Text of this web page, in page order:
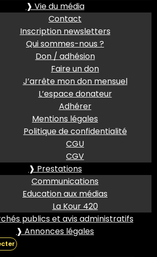
❱ Vie du média
Contact
Inscription newsletters
Qui sommes-nous ?
Don / adhésion
Faire un don
J’arrête mon don mensuel
L’espace donateur
Adhérer
Mentions légales
Politique de confidentialité
CGU
CGV
❱ Prestations
Communications
Education aux médias
La Kour 420
publics et avis administratifs
❱ Annonces légales